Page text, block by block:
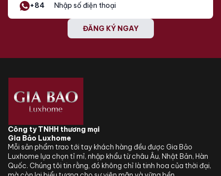
+84
ĐĂNG KÝ NGAY
Công ty TNHH thương mại
Gia Bảo Luxhome
Mỗi sản phẩm trao tới tay khách hàng đều được Gia Bảo
Luxhome lựa chọn tỉ mỉ, nhập khẩu từ châu Âu, Nhật Bản, Hàn
Quốc. Chúng tôi tin rằng, đó không chỉ là tinh hoa của thời đại,